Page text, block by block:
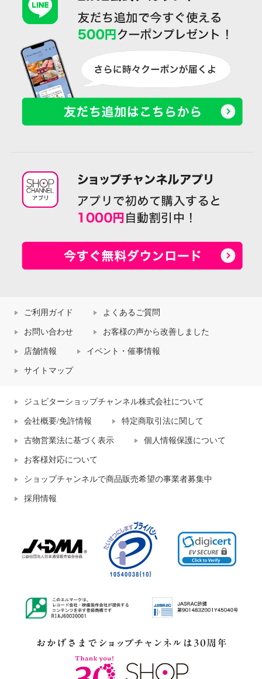
きれいになろう！ 着ていないみ
ご利用ガイド よくあるご質問
お問い合わせ お客様の声から改善しました
店舗情報 イベント・催事情報
サイトマップ
ジュピターショップチャンネル株式会社について
会社概要/免許情報 特定商取引法に関して
古物営業法に基づく表示 個人情報保護について
お客様対応について
ショップチャンネルで商品販売希望の事業者募集中
採用情報